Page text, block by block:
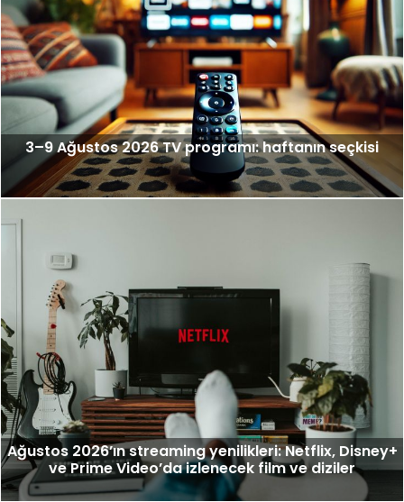
3–9 Ağustos 2026 TV programı: haftanın seçkisi
Ağustos 2026’ın streaming yenilikleri: Netflix, Disney+
ve Prime Video’da izlenecek film ve diziler